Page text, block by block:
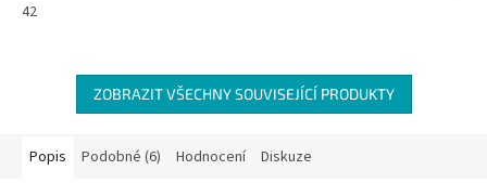
42
ZOBRAZIT VŠECHNY SOUVISEJÍCÍ PRODUKTY
Popis Podobné (6) Hodnocení Diskuze